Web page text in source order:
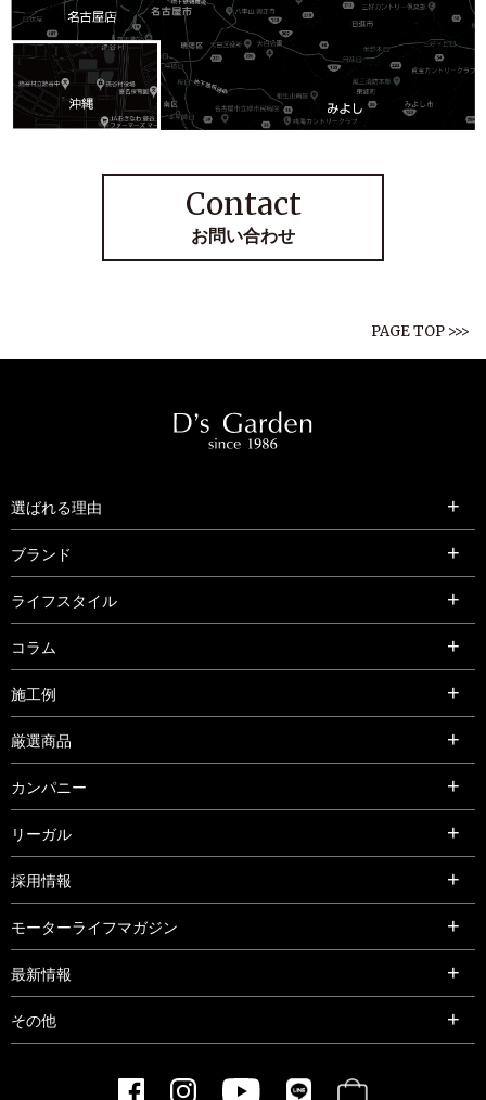
Contact
お問い合わせ
PAGE TOP >>>
選ばれる理由
ブランド
ライフスタイル
コラム
施工例
厳選商品
カンパニー
リーガル
採用情報
モーターライフマガジン
最新情報
その他